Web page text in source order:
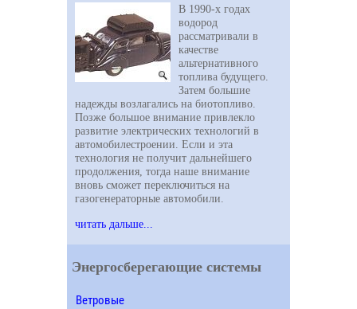
В 1990-х годах
водород
рассматривали в
качестве
альтернативного
топлива будущего.
Затем большие
надежды возлагались на биотопливо.
Позже большое внимание привлекло
развитие электрических технологий в
автомобилестроении. Если и эта
технология не получит дальнейшего
продолжения, тогда наше внимание
вновь сможет переключиться на
газогенераторные автомобили.
читать дальше...
Энергосберегающие системы
Ветровые